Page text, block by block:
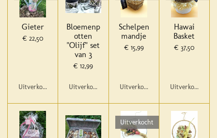
Gieter
€ 22,50
Uitverkocht
Bloemenp
otten
"Olijf" set
van 3
€ 12,99
Uitverkocht
Schelpen
mandje
€ 15,99
Uitverkocht
Hawai
Basket
€ 37,50
Uitverkocht
Uitverkocht